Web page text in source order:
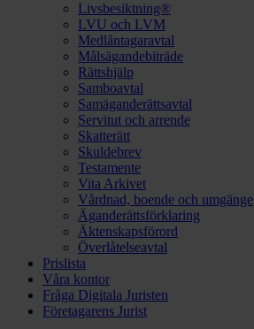
Livsbesiktning®
LVU och LVM
Medlåntagaravtal
Målsägandebiträde
Rättshjälp
Samboavtal
Samäganderättsavtal
Servitut och arrende
Skatterätt
Skuldebrev
Testamente
Vita Arkivet
Vårdnad, boende och umgänge
Äganderättsförklaring
Äktenskapsförord
Överlåtelseavtal
Prislista
Våra kontor
Fråga Digitala Juristen
Företagarens Jurist